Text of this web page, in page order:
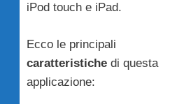
iPod touch e iPad.
Ecco le principali
caratteristiche di questa
applicazione: